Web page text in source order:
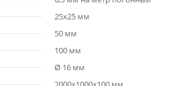
25х25 мм
50 мм
100 мм
Ø 16 мм